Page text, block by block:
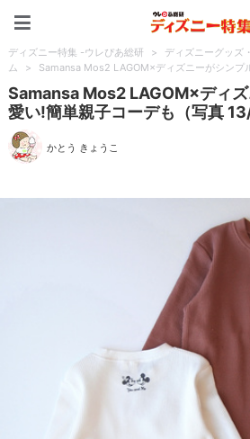
ディズニー特集 -ウレぴあ総研 > ディズニーグッズ
ム
> Samansa Mos2 LAGOM×ディズニーがシンプ
Samansa Mos2 LAGOM×ディ
愛い!簡単親子コーデも（写真 13/
かとう きょうこ